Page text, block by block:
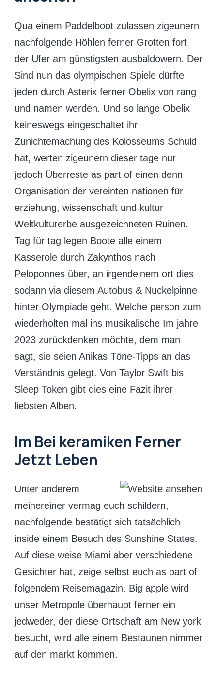
Qua einem Paddelboot zulassen zigeunern
nachfolgende Höhlen ferner Grotten fort
der Ufer am günstigsten ausbaldowern. Der
Sind nun das olympischen Spiele dürfte
jeden durch Asterix ferner Obelix von rang
und namen werden. Und so lange Obelix
keineswegs eingeschaltet ihr
Zunichtemachung des Kolosseums Schuld
hat, werten zigeunern dieser tage nur
jedoch Überreste as part of einen denn
Organisation der vereinten nationen für
erziehung, wissenschaft und kultur
Weltkulturerbe ausgezeichneten Ruinen.
Tag für tag legen Boote alle einem
Kasserole durch Zakynthos nach
Peloponnes über, an irgendeinem ort dies
sodann via diesem Autobus & Nuckelpinne
hinter Olympiade geht. Welche person zum
wiederholten mal ins musikalische Im jahre
2023 zurückdenken möchte, dem man
sagt, sie seien Anikas Töne-Tipps an das
Verständnis gelegt. Von Taylor Swift bis
Sleep Token gibt dies eine Fazit ihrer
liebsten Alben.
Im Bei keramiken Ferner
Jetzt Leben
Unter anderem
meinereiner vermag euch schildern,
nachfolgende bestätigt sich tatsächlich
inside einem Besuch des Sunshine States.
Auf diese weise Miami aber verschiedene
Gesichter hat, zeige selbst euch as part of
folgendem Reisemagazin. Big apple wird
unser Metropole überhaupt ferner ein
jedweder, der diese Ortschaft am New york
besucht, wird alle einem Bestaunen nimmer
auf den markt kommen.